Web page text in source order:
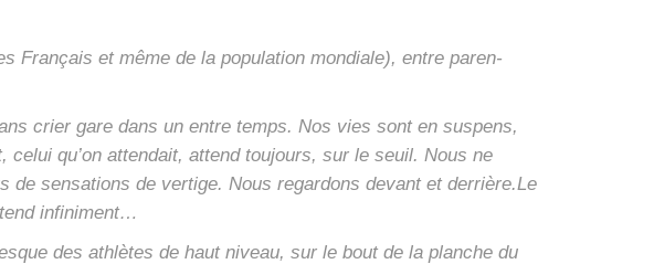
Fran­çais et même de la popu­la­tion mon­diale), entre paren­
crier gare dans un entre temps. Nos vies sont en sus­pens,
celui qu’on atten­dait, attend tou­jours, sur le seuil. Nous ne
de sen­sa­tions de ver­tige. Nous regar­dons devant et derrière.Le
infi­ni­ment…
des ath­lètes de haut niveau, sur le bout de la planche du